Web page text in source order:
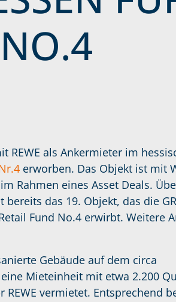
REWE als Ankermieter im
erworben. Das Objekt ist mit
Rahmen eines Asset Deals.
das 19. Objekt, das die
Fund No.4 erwirbt. Weitere
Gebäude auf dem circa
Mieteinheit mit etwa 2.200
vermietet. Entsprechend